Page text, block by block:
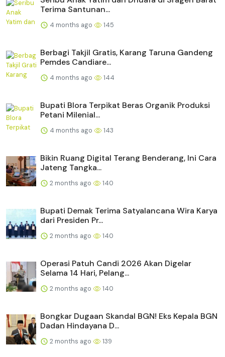
Terima Santunan...
4 months ago 145
Berbagi Takjil Gratis, Karang Taruna Gandeng
Pemdes Candiare...
4 months ago 144
Bupati Blora Terpikat Beras Organik Produksi
Petani Milenial...
4 months ago 143
Bikin Ruang Digital Terang Benderang, Ini Cara
Jateng Tangka...
2 months ago 140
Bupati Demak Terima Satyalancana Wira Karya
dari Presiden Pr...
2 months ago 140
Operasi Patuh Candi 2026 Akan Digelar
Selama 14 Hari, Pelang...
2 months ago 140
Bongkar Dugaan Skandal BGN! Eks Kepala BGN
Dadan Hindayana D...
2 months ago 139